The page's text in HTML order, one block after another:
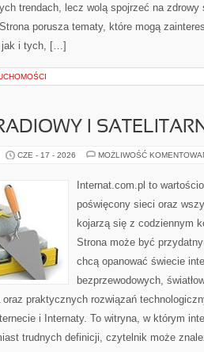
trendach, lecz wolą spojrzeć na
porusza tematy, które mogą
jak i tych, […]
I
CZE - 17 - 2026 MOŻLIWOŚĆ
Internat.com.pl to
poświęcony sieci oraz
kojarzą się z codziennym
Strona może być
chcą opanować świecie
bezprzewodowych,
praktycznych rozwiązań
i Internaty. To witryna, w którym
trudnych definicji, czytelnik może